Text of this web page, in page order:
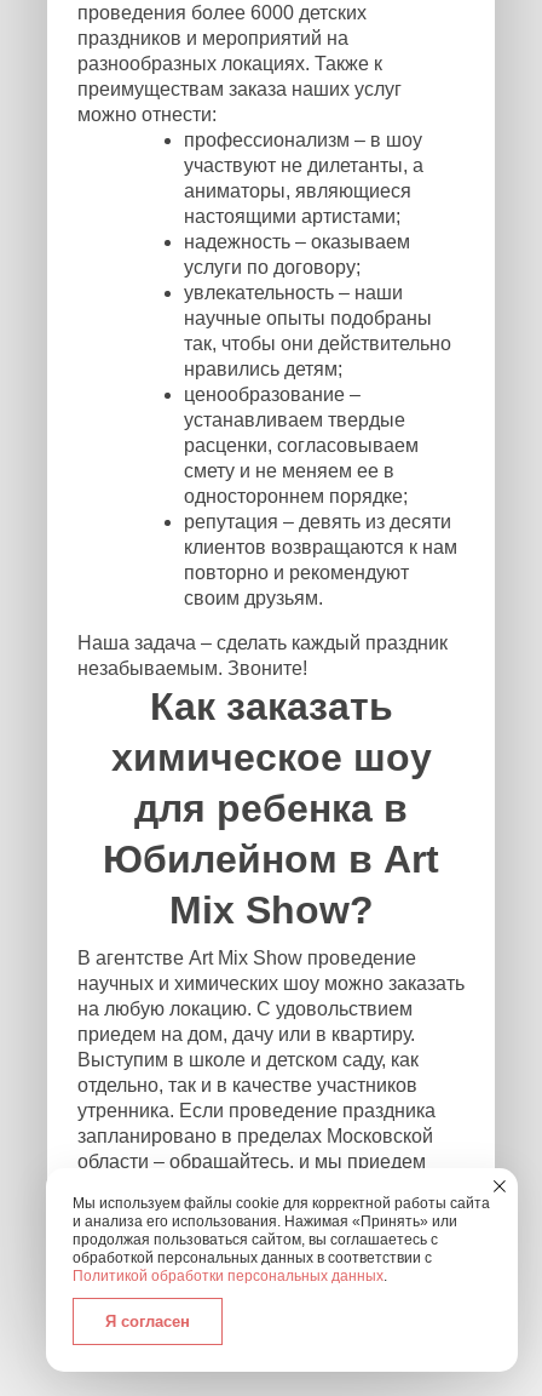
проведения более 6000 детских
праздников и мероприятий на
разнообразных локациях. Также к
преимуществам заказа наших услуг
можно отнести:
профессионализм – в шоу
участвуют не дилетанты, а
аниматоры, являющиеся
настоящими артистами;
надежность – оказываем
услуги по договору;
увлекательность – наши
научные опыты подобраны
так, чтобы они действительно
нравились детям;
ценообразование –
устанавливаем твердые
расценки, согласовываем
смету и не меняем ее в
одностороннем порядке;
репутация – девять из десяти
клиентов возвращаются к нам
повторно и рекомендуют
своим друзьям.
Наша задача – сделать каждый праздник
незабываемым. Звоните!
Как заказать
химическое шоу
для ребенка в
Юбилейном в Art
Mix Show?
В агентстве Art Mix Show проведение
научных и химических шоу можно заказать
на любую локацию. С удовольствием
приедем на дом, дачу или в квартиру.
Выступим в школе и детском саду, как
отдельно, так и в качестве участников
утренника. Если проведение праздника
запланировано в пределах Московской
области – обращайтесь, и мы приедем
будет проходить мероприятие! Чтобы
связаться с нами, оставьте заявку на
обратный звонок или позвоните нам по
номеру: +7 (495) 877-30-01.
Мы используем файлы cookie для корректной работы сайта
и анализа его использования. Нажимая «Принять» или
продолжая пользоваться сайтом, вы соглашаетесь с
обработкой персональных данных в соответствии с
Политикой обработки персональных данных.
Я согласен